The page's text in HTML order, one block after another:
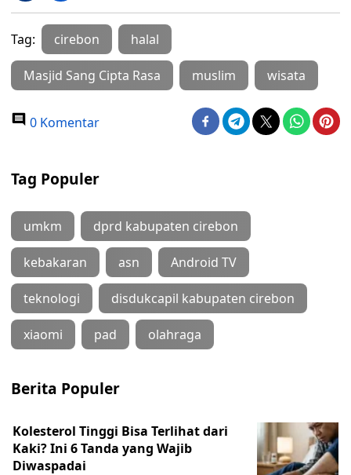
Tag: cirebon halal
Masjid Sang Cipta Rasa muslim wisata
0 Komentar
Tag Populer
umkm dprd kabupaten cirebon
kebakaran asn Android TV
teknologi disdukcapil kabupaten cirebon
xiaomi pad olahraga
Berita Populer
Kolesterol Tinggi Bisa Terlihat dari
Kaki? Ini 6 Tanda yang Wajib
Diwaspadai